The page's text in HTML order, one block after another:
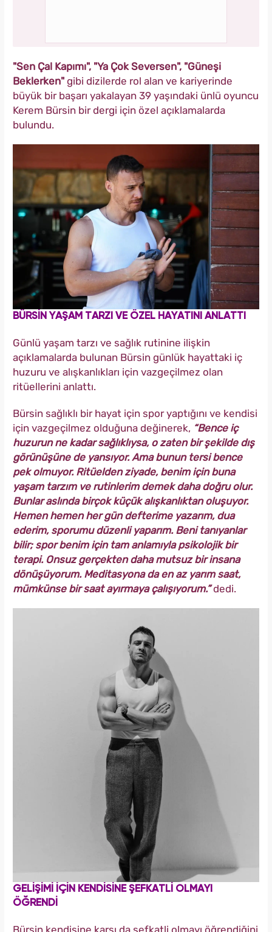
"Sen Çal Kapımı", "Ya Çok Seversen", "Güneşi
Beklerken" gibi dizilerde rol alan ve kariyerinde
büyük bir başarı yakalayan 39 yaşındaki ünlü oyuncu
Kerem Bürsin bir dergi için özel açıklamalarda
bulundu.
BÜRSİN YAŞAM TARZI VE ÖZEL HAYATINI ANLATTI
Günlü yaşam tarzı ve sağlık rutinine ilişkin
açıklamalarda bulunan Bürsin günlük hayattaki iç
huzuru ve alışkanlıkları için vazgeçilmez olan
ritüellerini anlattı.
Bürsin sağlıklı bir hayat için spor yaptığını ve kendisi
için vazgeçilmez olduğuna değinerek, “Bence iç
huzurun ne kadar sağlıklıysa, o zaten bir şekilde dış
görünüşüne de yansıyor. Ama bunun tersi bence
pek olmuyor. Ritüelden ziyade, benim için buna
yaşam tarzım ve rutinlerim demek daha doğru olur.
Bunlar aslında birçok küçük alışkanlıktan oluşuyor.
Hemen hemen her gün defterime yazarım, dua
ederim, sporumu düzenli yaparım. Beni tanıyanlar
bilir; spor benim için tam anlamıyla psikolojik bir
terapi. Onsuz gerçekten daha mutsuz bir insana
dönüşüyorum. Meditasyona da en az yarım saat,
mümkünse bir saat ayırmaya çalışıyorum.”dedi.
GELİŞİMİ İÇİN KENDİSİNE ŞEFKATLİ OLMAYI
ÖĞRENDİ